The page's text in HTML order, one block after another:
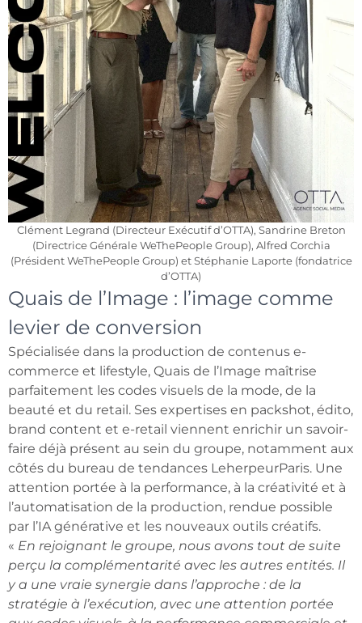
Clément Legrand (Directeur Exécutif d’OTTA), Sandrine Breton
(Directrice Générale WeThePeople Group), Alfred Corchia
(Président WeThePeople Group) et Stéphanie Laporte (fondatrice
d’OTTA)
Quais de l’Image : l’image comme
levier de conversion
Spécialisée dans la production de contenus e-
commerce et lifestyle, Quais de l’Image maîtrise
parfaitement les codes visuels de la mode, de la
beauté et du retail. Ses expertises en packshot, édito,
brand content et e-retail viennent enrichir un savoir-
faire déjà présent au sein du groupe, notamment aux
côtés du bureau de tendances LeherpeurParis. Une
attention portée à la performance, à la créativité et à
l’automatisation de la production, rendue possible
par l’IA générative et les nouveaux outils créatifs.
« En rejoignant le groupe, nous avons tout de suite
perçu la complémentarité avec les autres entités. Il
y a une vraie synergie dans l’approche : de la
stratégie à l’exécution, avec une attention portée